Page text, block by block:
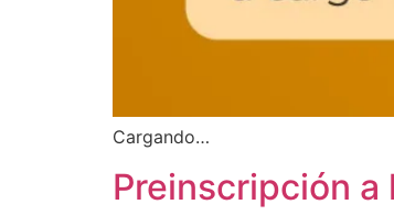
Cargando…
Preinscripción a